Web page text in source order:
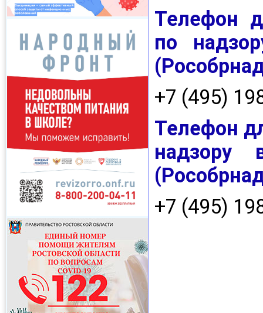
Телефон
по
+7 (495)
Телефон
надзору
+7 (495)